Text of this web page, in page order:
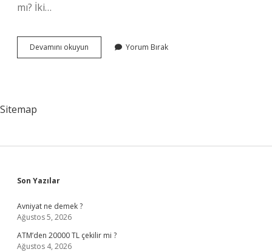
mı? İki…
Devamını okuyun Maymunun
Kaç
Yorum Bırak
Sitemap
Sidebar
Son Yazılar
Avniyat ne demek ?
Ağustos 5, 2026
ATM’den 20000 TL çekilir mi ?
Ağustos 4, 2026